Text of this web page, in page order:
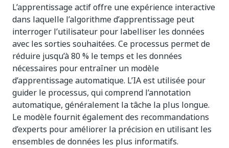
L’apprentissage actif offre une expérience interactive
dans laquelle l’algorithme d’apprentissage peut
interroger l’utilisateur pour labelliser les données
avec les sorties souhaitées. Ce processus permet de
réduire jusqu’à 80 % le temps et les données
nécessaires pour entraîner un modèle
d’apprentissage automatique. L’IA est utilisée pour
guider le processus, qui comprend l’annotation
automatique, généralement la tâche la plus longue.
Le modèle fournit également des recommandations
d’experts pour améliorer la précision en utilisant les
ensembles de données les plus informatifs.